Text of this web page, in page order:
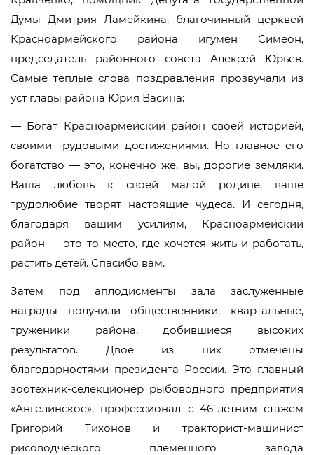
Думы Дмитрия Ламейкина, благочинный церквей
Красноармейского района игумен Симеон,
председатель районного совета Алексей Юрьев.
Самые теплые слова поздравления прозвучали из
уст главы района Юрия Васина:
— Богат Красноармейский район своей историей,
своими трудовыми достижениями. Но главное его
богатство — это, конечно же, вы, дорогие земляки.
Ваша любовь к своей малой родине, ваше
трудолюбие творят настоящие чудеса. И сегодня,
благодаря вашим усилиям, Красноармейский
район — это то место, где хочется жить и работать,
растить детей. Спасибо вам.
Затем под аплодисменты зала заслуженные
награды получили общественники, квартальные,
труженики района, добившиеся высоких
результатов. Двое из них отмечены
благодарностями президента России. Это главный
зоотехник-селекционер рыбоводного предприятия
«Ангелинское», профессионал с 46-летним стажем
Григорий Тихонов и тракторист-машинист
рисоводческого племенного завода